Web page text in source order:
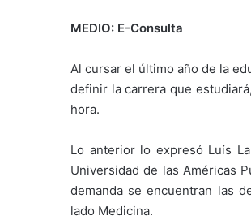
MEDIO: E-Consulta
Al cursar el último año de la
definir la carrera que
hora.
Lo anterior lo expresó Luís
Universidad de las Américas
demanda se encuentran las
lado Medicina.